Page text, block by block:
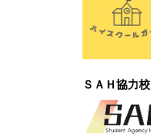
ＳＡＨ協力校